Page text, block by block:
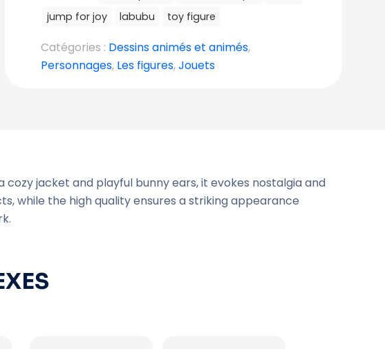
jump for joy
labubu toy figure
Catégories : Dessins animés et animés,
Personnages, Les figures,Jouets
jacket and playful bunny ears, it evokes nostalgia and
while the high quality ensures a striking appearance